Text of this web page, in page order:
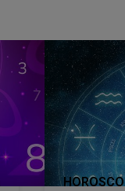
pentru